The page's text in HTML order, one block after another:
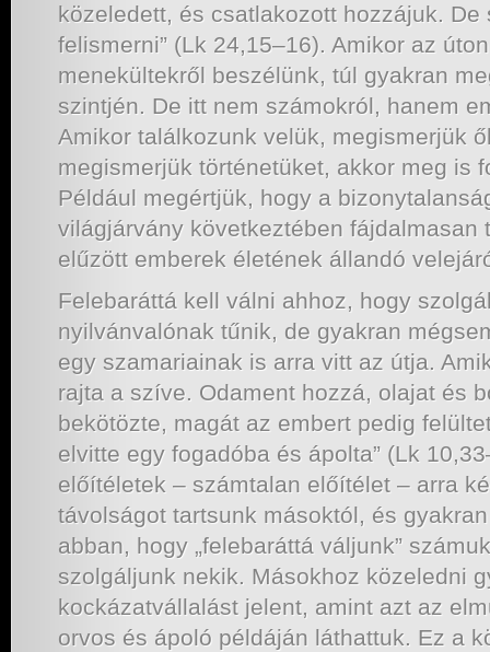
közeledett, és csatlakozott hozzájuk.
felismerni” (Lk 24,15–16). Amikor az
menekültekről beszélünk, túl gyakran
szintjén. De itt nem számokról, hanem
Amikor találkozunk velük, megismerjük
megismerjük történetüket, akkor meg is
Például megértjük, hogy a
világjárvány következtében fájdalmasan
elűzött emberek életének állandó
Felebaráttá kell válni ahhoz, hogy
nyilvánvalónak tűnik, de gyakran
egy szamariainak is arra vitt az útja.
rajta a szíve. Odament hozzá, olajat és
bekötözte, magát az embert pedig
elvitte egy fogadóba és ápolta” (Lk
előítéletek – számtalan előítélet – arra
távolságot tartsunk másoktól, és
abban, hogy „felebaráttá váljunk”
szolgáljunk nekik. Másokhoz közeledni
kockázatvállalást jelent, amint azt az
orvos és ápoló példáján láthattuk. Ez a